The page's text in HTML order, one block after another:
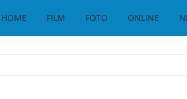
HOME FILM FOTO ONLINE